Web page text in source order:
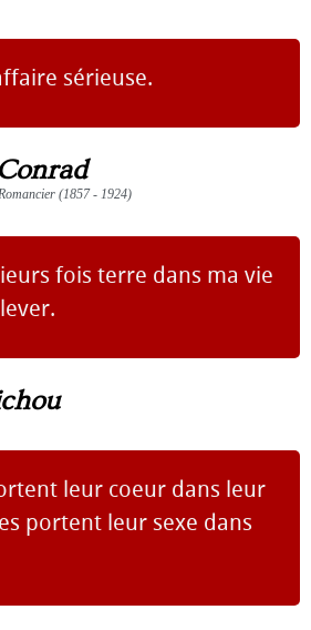
sérieuse.
(1857 - 1924)
fois terre dans ma vie
leur coeur dans leur
portent leur sexe dans